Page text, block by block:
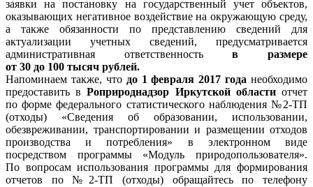
заявки на постановку на государственный учет объектов,
оказывающих негативное воздействие на окружающую среду,
а также обязанности по представлению сведений для
актуализации учетных сведений, предусматривается
административная ответственностьв размере
от 30 до 100 тысяч рублей.
Напоминаем также, что до 1 февраля 2017 года необходимо
предоставить вРоприроднадзор Иркутской областиотчет
по форме федерального статистического наблюдения №2-ТП
(отходы) «Сведения об образовании, использовании,
обезвреживании, транспортировании и размещении отходов
производства и потребления» в электронном виде
посредством программы «Модуль природопользователя».
По вопросам использования программы для формирования
отчетов по №2-ТП (отходы) обращайтесь по телефону